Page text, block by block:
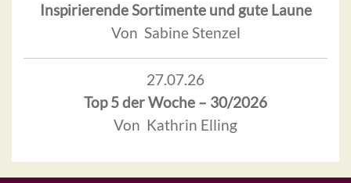
Inspirierende Sortimente und gute Laune
Von Sabine Stenzel
27.07.26
Top 5 der Woche – 30/2026
Von Kathrin Elling